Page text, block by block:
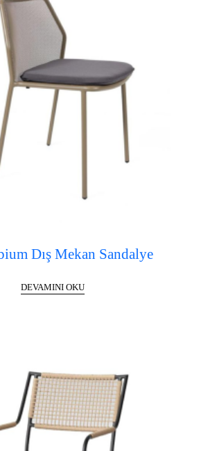
Dış Mekan Sandalye
DEVAMINI OKU